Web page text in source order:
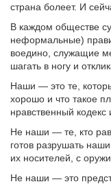
страна болеет. И
В каждом обществе
неформальные)
воедино, служащие
шагать в ногу и
Наши — это те,
хорошо и что такое
нравственный кодекс
Не наши — те, кто
готов разрушать
их носителей, с
Не наши — это